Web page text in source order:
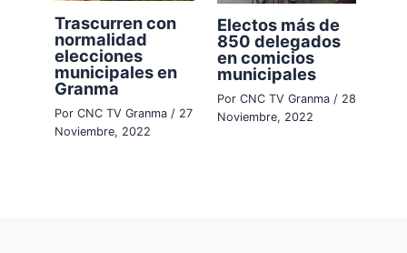
Trascurren con
normalidad
elecciones
municipales en
Granma
PorCNC TV Granma / 27
Noviembre, 2022
Electos más de
850 delegados
en comicios
municipales
Por CNC TV Granma / 28
Noviembre, 2022